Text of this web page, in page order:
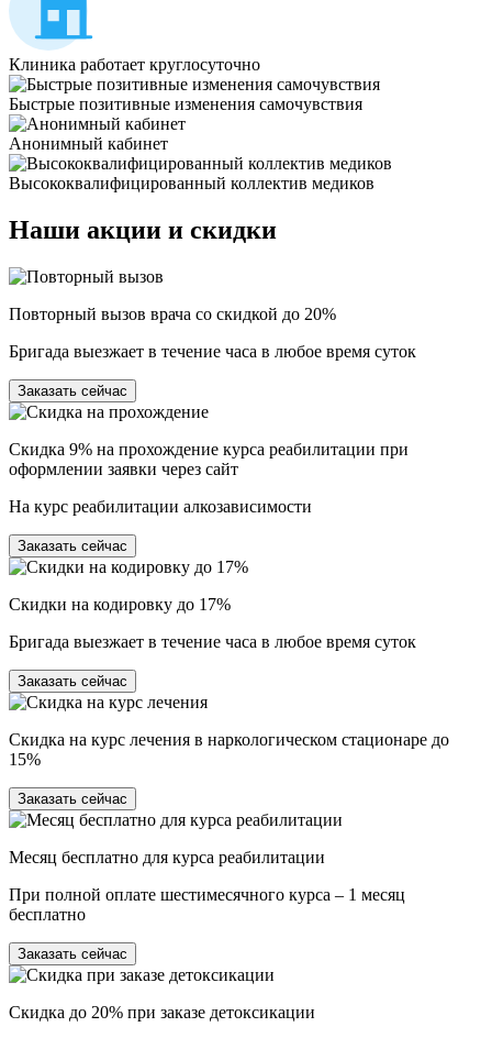
Клиника работает круглосуточно
Быстрые позитивные изменения самочувствия
Анонимный кабинет
Высококвалифицированный коллектив медиков
Наши акции и скидки
Повторный вызов врача со скидкой до 20%
Бригада выезжает в течение часа в любое время суток
Заказать сейчас
Скидка 9% на прохождение курса реабилитации при
оформлении заявки через сайт
На курс реабилитации алкозависимости
Заказать сейчас
Скидки на кодировку до 17%
Бригада выезжает в течение часа в любое время суток
Заказать сейчас
Скидка на курс лечения в наркологическом стационаре до
15%
Заказать сейчас
Месяц бесплатно для курса реабилитации
При полной оплате шестимесячного курса – 1 месяц
бесплатно
Заказать сейчас
Скидка до 20% при заказе детоксикации